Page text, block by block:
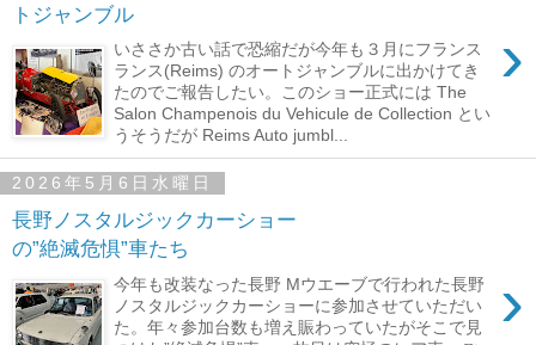
トジャンブル
›
いささか古い話で恐縮だが今年も３月にフランス
ランス(Reims) のオートジャンブルに出かけてき
たのでご報告したい。このショー正式には The
Salon Champenois du Vehicule de Collection とい
うそうだが Reims Auto jumbl...
2026年5月6日水曜日
長野ノスタルジックカーショー
の”絶滅危惧”車たち
›
今年も改装なった長野 Mウエーブで行われた長野
ノスタルジックカーショーに参加させていただい
た。年々参加台数も増え賑わっていたがそこで見